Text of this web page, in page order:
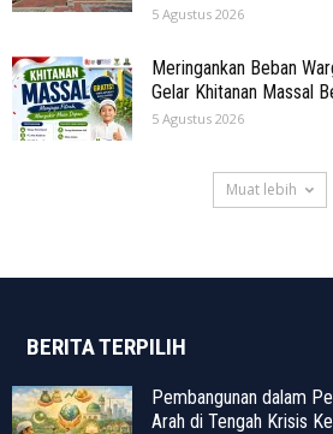
5 Agustus 2026
Meringankan Beban
Gelar Khitanan Massal
5 Agustus 2026
Muat lebih
BERITA TERPILIH
Pembangunan dalam
Arah di Tengah Krisis